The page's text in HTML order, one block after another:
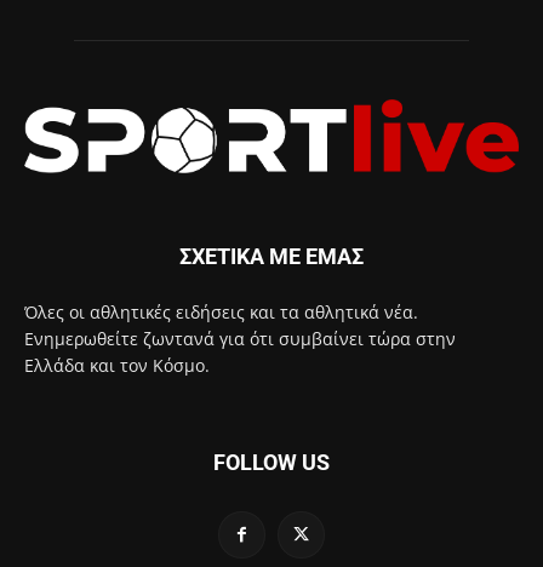
ΣΧΕΤΙΚΑ ΜΕ ΕΜΑΣ
Όλες οι αθλητικές ειδήσεις και τα αθλητικά νέα.
Ενημερωθείτε ζωντανά για ότι συμβαίνει τώρα στην
Ελλάδα και τον Κόσμο.
FOLLOW US